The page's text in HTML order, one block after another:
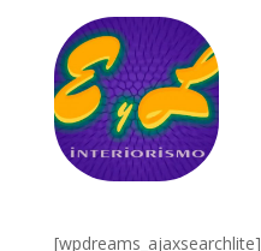
[wpdreams_ajaxsearchlite]